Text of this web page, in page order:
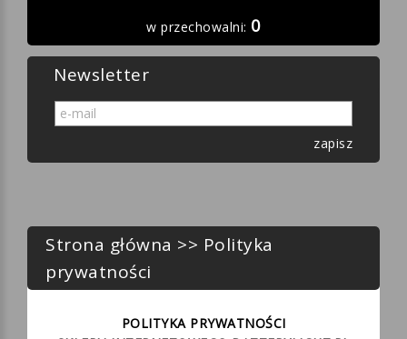
w przechowalni:0
Newsletter
Strona główna